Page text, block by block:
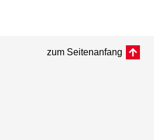
zum Seitenanfang